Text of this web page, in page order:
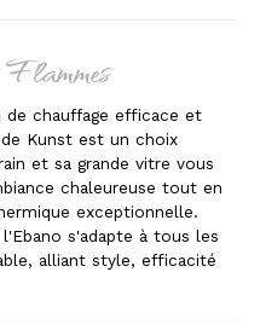
chauffage efficace et
Kunst est un choix
et sa grande vitre vous
chaleureuse tout en
exceptionnelle.
s'adapte à tous les
alliant style, efficacité